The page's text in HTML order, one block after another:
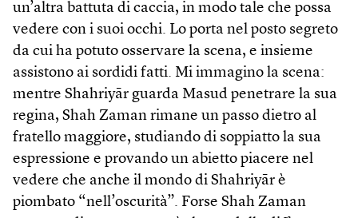
un’altra battuta di caccia, in modo tale che possa
vedere con i suoi occhi. Lo porta nel posto segreto
da cui ha potuto osservare la scena, e insieme
assistono ai sordidi fatti. Mi immagino la scena:
mentre Shahriyār guarda Masud penetrare la sua
regina, Shah Zaman rimane un passo dietro al
fratello maggiore, studiando di soppiatto la sua
espressione e provando un abietto piacere nel
vedere che anche il mondo di Shahriyār è
piombato “nell’oscurità”. Forse Shah Zaman